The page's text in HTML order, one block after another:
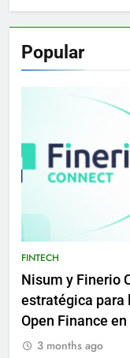
Popular
FINTECH
Nisum y Finerio
estratégica para
Open Finance
3 months ago